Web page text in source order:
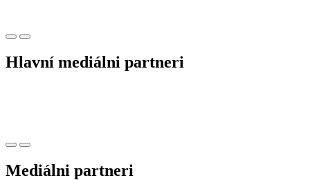
Hlavní mediálni partneri
Mediálni partneri